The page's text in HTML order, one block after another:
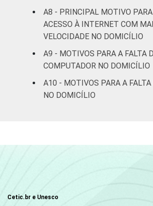
A8 - PRINCIPAL MOTIVO
ACESSO À INTERNET COM
VELOCIDADE NO DOMICÍLIO
A9 - MOTIVOS PARA A FALTA
COMPUTADOR NO DOMICÍLIO
A10 - MOTIVOS PARA A
NO DOMICÍLIO
Cetic.br e Unesco